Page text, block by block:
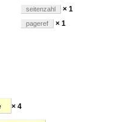
seitenzahl × 1
pageref × 1
× 4